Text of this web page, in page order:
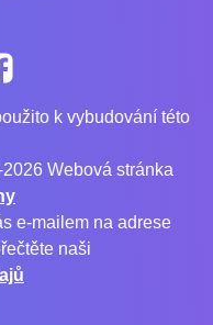
k vybudování této
Webová stránka
e-mailem na adrese
naši